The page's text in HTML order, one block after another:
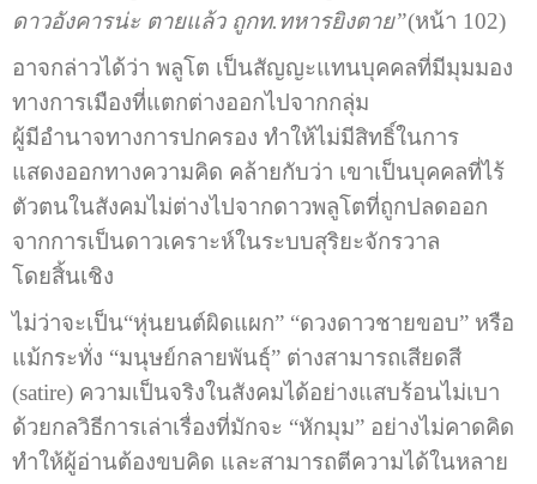
ดาวอังคารน่ะ ตายแล้ว ถูกท.ทหารยิงตาย”(หน้า 102)
อาจกล่าวได้ว่า พลูโต เป็นสัญญะแทนบุคคลที่มีมุมมอง
ทางการเมืองที่แตกต่างออกไปจากกลุ่ม
ผู้มีอำนาจทางการปกครอง ทำให้ไม่มีสิทธิ์ในการ
แสดงออกทางความคิด คล้ายกับว่า เขาเป็นบุคคลที่ไร้
ตัวตนในสังคมไม่ต่างไปจากดาวพลูโตที่ถูกปลดออก
จากการเป็นดาวเคราะห์ในระบบสุริยะจักรวาล
โดยสิ้นเชิง
ไม่ว่าจะเป็น“หุ่นยนต์ผิดแผก” “ดวงดาวชายขอบ” หรือ
แม้กระทั่ง “มนุษย์กลายพันธุ์” ต่างสามารถเสียดสี
(satire) ความเป็นจริงในสังคมได้อย่างแสบร้อนไม่เบา
ด้วยกลวิธีการเล่าเรื่องที่มักจะ “หักมุม” อย่างไม่คาดคิด
ทำให้ผู้อ่านต้องขบคิด และสามารถตีความได้ในหลาย